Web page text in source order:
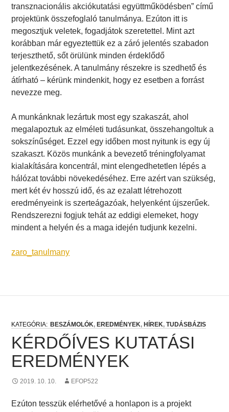
transznacionális akciókutatási együttműködésben” című
projektünk összefoglaló tanulmánya. Ezúton itt is
megosztjuk veletek, fogadjátok szeretettel. Mint azt
korábban már egyeztettük ez a záró jelentés szabadon
terjeszthető, sőt örülünk minden érdeklődő
jelentkezésének. A tanulmány részekre is szedhető és
átírható – kérünk mindenkit, hogy ez esetben a forrást
nevezze meg.
A munkánknak lezártuk most egy szakaszát, ahol
megalapoztuk az elméleti tudásunkat, összehangoltuk a
sokszínűséget. Ezzel egy időben most nyitunk is egy új
szakaszt. Közös munkánk a bevezető tréningfolyamat
kialakítására koncentrál, mint elengedhetetlen lépés a
hálózat további növekedéséhez. Erre azért van szükség,
mert két év hosszú idő, és az ezalatt létrehozott
eredményeink is szerteágazóak, helyenként újszerűek.
Rendszerezni fogjuk tehát az eddigi elemeket, hogy
mindent a helyén és a maga idején tudjunk kezelni.
zaro_tanulmany
BESZÁMOLÓK, EREDMÉNYEK, HÍREK,TUDÁSBÁZIS
KÉRDŐÍVES KUTATÁSI
EREDMÉNYEK
2019. 10. 10. EFOP522
Ezúton tesszük elérhetővé a honlapon is a projekt